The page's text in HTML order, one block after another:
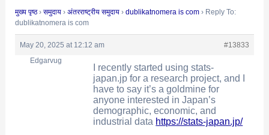
मुख्य पृष्ठ › समुदाय › अंतरराष्ट्रीय समुदाय › dublikatnomera is com › Reply To:
dublikatnomera is com
May 20, 2025 at 12:12 am
#13833
Edgarvug
I recently started using stats-
japan.jp for a research project, and I
have to say it’s a goldmine for
anyone interested in Japan’s
demographic, economic, and
industrial data https://stats-japan.jp/